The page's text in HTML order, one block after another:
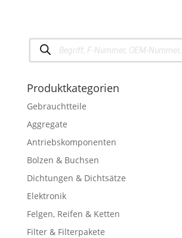
Products
search
Produktkategorien
Gebrauchtteile
Aggregate
Antriebskomponenten
Bolzen & Buchsen
Dichtungen & Dichtsätze
Elektronik
Felgen, Reifen & Ketten
Filter & Filterpakete